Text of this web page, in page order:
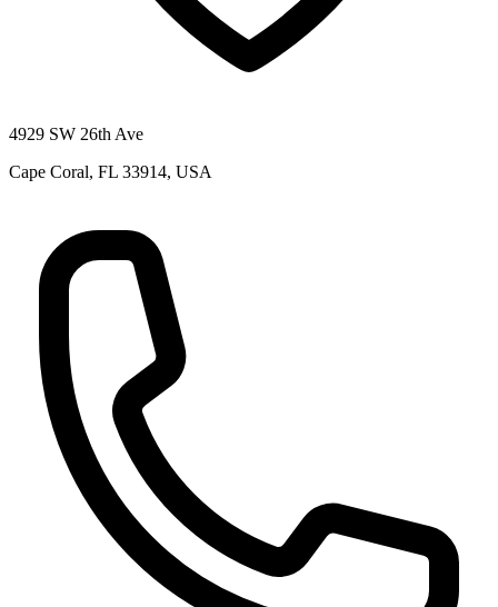
4929 SW 26th Ave
Cape Coral, FL 33914, USA